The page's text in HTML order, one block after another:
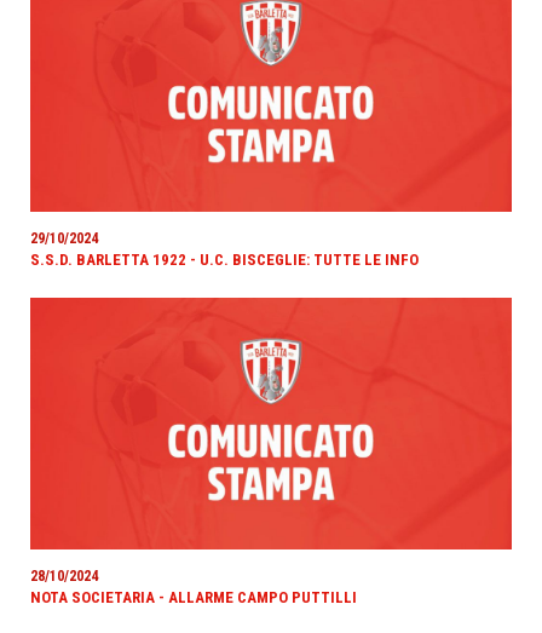
29/10/2024
S.S.D. BARLETTA 1922 - U.C. BISCEGLIE: TUTTE LE INFO
28/10/2024
NOTA SOCIETARIA - ALLARME CAMPO PUTTILLI